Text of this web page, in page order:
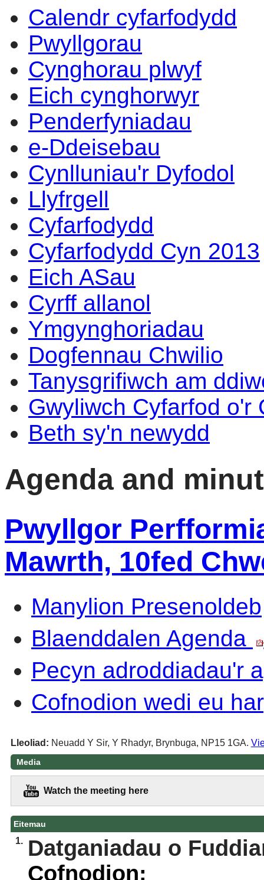
Calendr cyfarfodydd
Pwyllgorau
Cynghorau plwyf
Eich cynghorwyr
Penderfyniadau
e-Ddeisebau
Cynlluniau'r Dyfodol
Llyfrgell
Cyfarfodydd
Cyfarfodydd Cyn 2013
Eich ASau
Cyrff allanol
Ymgynghoriadau
Dogfennau Chwilio
Tanysgrifiwch am
Gwyliwch Cyfarfod o'r
Beth sy'n newydd
Agenda and
Pwyllgor
Mawrth, 10fed
Manylion Presenoldeb
Blaenddalen Agenda
Pecyn adroddiadau'r
Cofnodion wedi eu
Lleoliad: Neuadd Y Sir, Y Rhadyr, Brynbuga, NP15 1GA.
Media
Watch the meeting here
Eitemau
1.
Datganiadau o
Cofnodion: